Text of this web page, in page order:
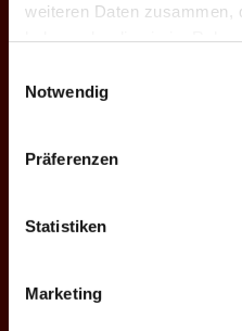
weiteren Daten zusammen,
Notwendig
Präferenzen
Statistiken
Marketing
Donnerstag, 19:30 Uhr
Einlass: 18:00
Ur-
25.10.2026
Einlass: 16:30